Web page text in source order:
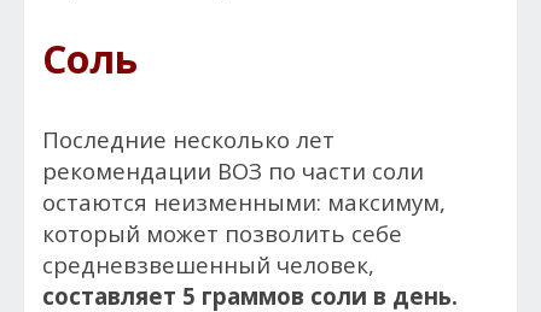
Соль
Последние несколько лет
рекомендации ВОЗ по части соли
остаются неизменными: максимум,
который может позволить себе
средневзвешенный человек,
составляет 5 граммов соли в день.